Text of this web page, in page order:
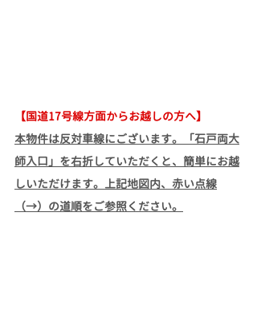
【国道17号線方面からお越しの方へ】
本物件は反対車線にございます。「石戸両大
師入口」を右折していただくと、簡単にお越
しいただけます。上記地図内、赤い点線
（→）の道順をご参照ください。